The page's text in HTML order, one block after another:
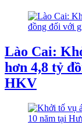
Lào Cai:
hơn 4,8 tỷ
HKV